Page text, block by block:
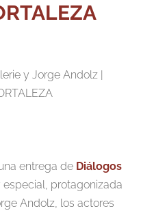
entrega de Diálogos
protagonizada
Andolz, los actores